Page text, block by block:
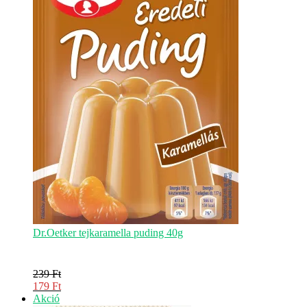
Dr.Oetker tejkaramella puding 40g
239Ft
Original
price
179 Ft
Current
AkcióAkciós